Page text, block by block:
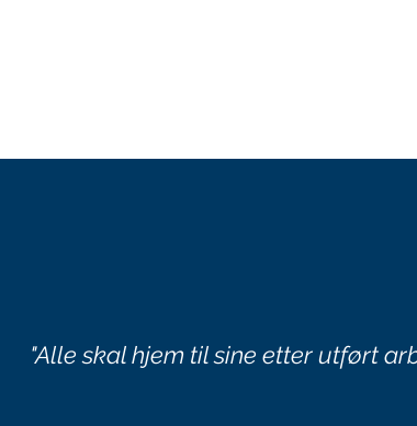
"Alle skal hjem til sine etter utført